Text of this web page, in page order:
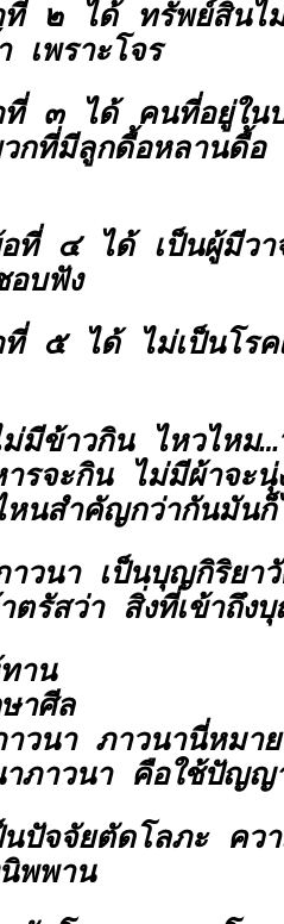
ที่ ๒ ได้ ทรัพย์สินไม่
เพราะโจร
ที่ ๓ ได้ คนที่อยู่ในป
กที่มีลูกดื้อหลานดื้อ
อที่ ๔ ได้ เป็นผู้มีวา
อบฟัง
ที่ ๕ ได้ ไม่เป็นโรค
มีข้าวกิน ไหวไห
ารจะกิน ไม่มีผ้าจะ
หนสำคัญกว่ากันมันก็
วนาเป็นบุญกิริยา
ตรัสว่า สิ่งที่เข้าถึ
าน
าศีล
วนา ภาวนานี่หมาย
าภาวนา คือใช้ปัญญ
ปัจจัยตัดโลภะ ควา
พพาน